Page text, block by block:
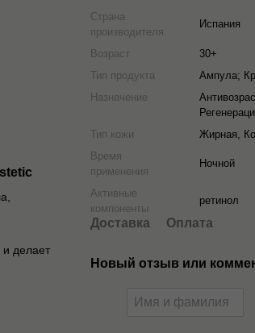
делает
Страна
производителя
Испания
Возраст
30+
Тип продукта
Ампула;
Назначение
Тип кожи
Жирная,
Время
применения
Ночной
Активные
компоненты
ретинол
Доставка Оплата
Новый отзыв или